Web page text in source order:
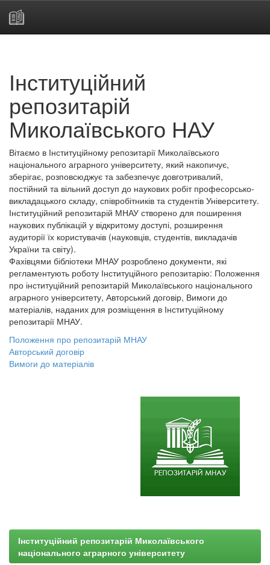
Інституційний
репозитарій
Миколаївського НАУ
Вітаємо в Інституційному репозитарії Миколаївського
національного аграрного університету, який накопичує,
зберігає, розповсюджує та забезпечує довготривалий,
постійний та вільний доступ до наукових робіт професорсько-
викладацького складу, співробітників та студентів Університету.
Інституційний репозитарій МНАУ створено для поширення
наукових публікацій у відкритому доступі, розширення
аудиторії їх користувачів (науковців, студентів, викладачів
України та світу).
Фахівцями бібліотеки МНАУ розроблено документи, які
регламентують роботу Інституційного репозитарію: Положення
про інституційний репозитарій Миколаївського національного
аграрного університету, Авторський договір, Вимоги до
матеріалів, наданих для розміщення в Інституційному
репозитарії МНАУ.
Положення про репозитарій МНАУ
Авторський договір
Вимоги до матеріалів
Інституційний репозитарій Миколаївського
національного аграрного університету